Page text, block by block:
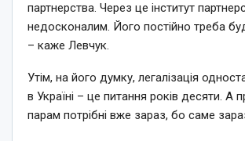
партнерства. Через це інститут
недосконалим. Його постійно треба
– каже Левчук.
Утім, на його думку, легалізація
в Україні – це питання років десяти. А
парам потрібні вже зараз, бо саме